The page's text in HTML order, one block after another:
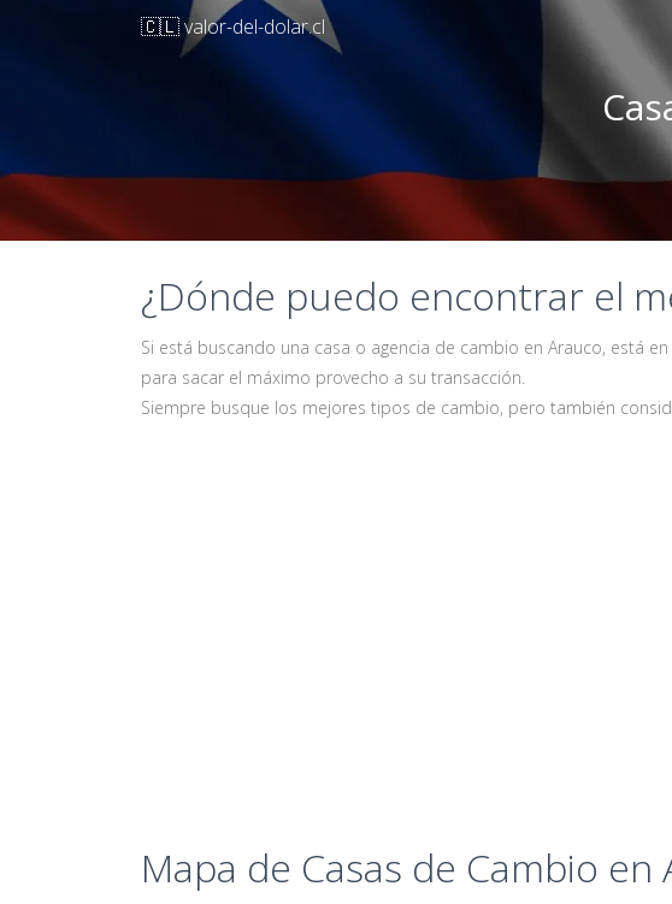
🇨🇱 valor-del-dolar.cl
¿Dónde puedo encontrar el
Si está buscando una casa o agencia de cambio en Arauco, está
para sacar el máximo provecho a su transacción.
Siempre busque los mejores tipos de cambio, pero también
Mapa de Casas de Cambio en